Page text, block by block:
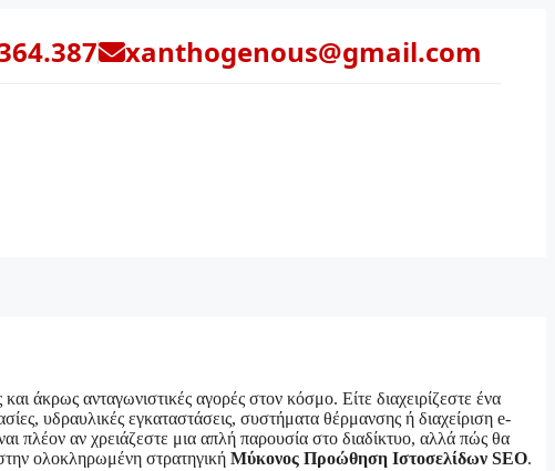
xanthogenous@gmail.com
άκρως ανταγωνιστικές αγορές στον κόσμο. Είτε διαχειρίζεστε ένα
υδραυλικές εγκαταστάσεις, συστήματα θέρμανσης ή διαχείριση e-
πλέον αν χρειάζεστε μια απλή παρουσία στο διαδίκτυο, αλλά πώς θα
ολοκληρωμένη στρατηγική Μύκονος Προώθηση Ιστοσελίδων SEO.